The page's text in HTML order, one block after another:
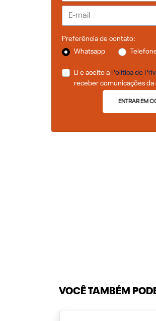
Preferência de contato:
Whatsapp
Li e aceito a Política de
receber comunicações da
ENTRAR EM
VOCÊ TAMBÉM